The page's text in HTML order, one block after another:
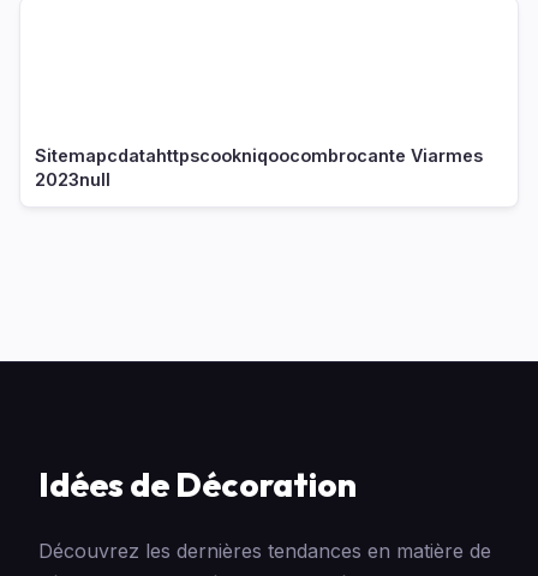
Sitemapcdatahttpscookniqoocombrocante Viarmes
2023null
Idées de Décoration
Découvrez les dernières tendances en matière de